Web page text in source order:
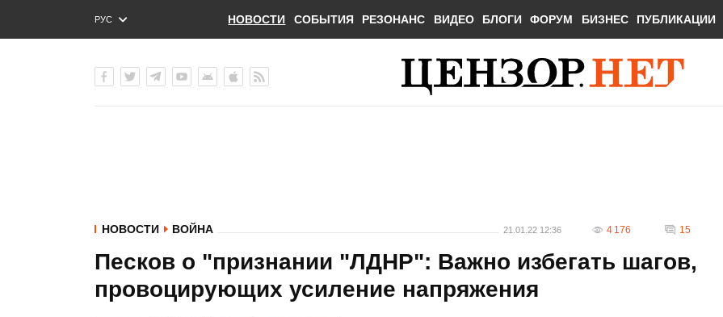
РУС
ENG
НОВОСТИ СОБЫТИЯ РЕЗОНАНС ВИДЕО БЛОГИ ФОРУМ БИЗНЕС ПУБЛИКАЦИИ
НОВОСТИ ВОЙНА 21.01.22 12:36 4 176 15
Песков о "признании "ЛДНР": Важно избегать шагов,
провоцирующих усиление напряжения